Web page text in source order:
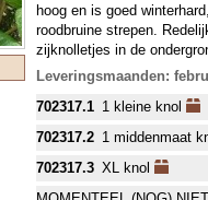
hoog en is goed
roodbruine strepen.
zijknolletjes in de
Leveringsmaanden:
702317.1 1 kleine knol
702317.2 1 middenmaat
702317.3 XL knol